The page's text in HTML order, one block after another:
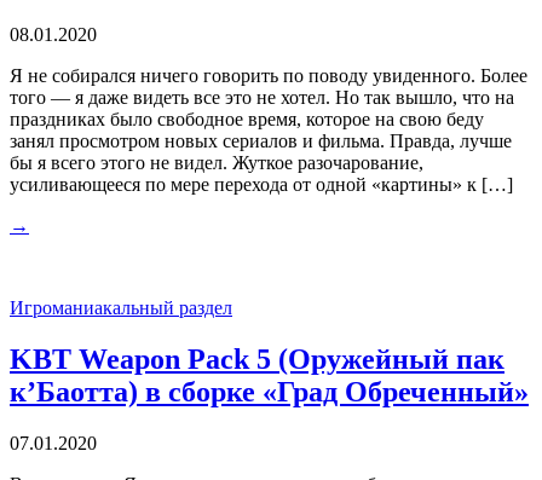
08.01.2020
Я не собирался ничего говорить по поводу увиденного. Более
того — я даже видеть все это не хотел. Но так вышло, что на
праздниках было свободное время, которое на свою беду
занял просмотром новых сериалов и фильма. Правда, лучше
бы я всего этого не видел. Жуткое разочарование,
усиливающееся по мере перехода от одной «картины» к […]
→
Игроманиакальный раздел
KBT Weapon Pack 5 (Оружейный пак
к’Баотта) в сборке «Град Обреченный»
07.01.2020